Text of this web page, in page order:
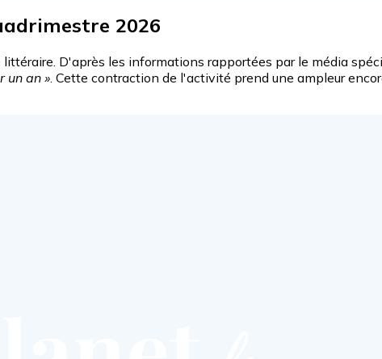
2026
D'après les informations rapportées par le média
un an » . Cette contraction de l'activité prend une ampleur